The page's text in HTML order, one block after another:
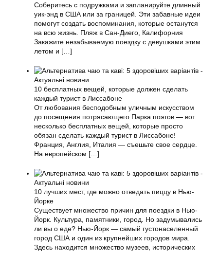
Соберитесь с подружками и запланируйте длинный
уик-энд в США или за границей. Эти забавные идеи
помогут создать воспоминания, которые останутся
на всю жизнь. Пляж в Сан-Диего, Калифорния
Закажите незабываемую поездку с девушками этим
летом и […]
10 бесплатных вещей, которые должен сделать
каждый турист в Лиссабоне
От любования бесподобным уличным искусством
до посещения потрясающего Парка поэтов — вот
несколько бесплатных вещей, которые просто
обязан сделать каждый турист в Лиссабоне!
Франция, Англия, Италия — съешьте свое сердце.
На европейском […]
10 лучших мест, где можно отведать пиццу в Нью-
Йорке
Существует множество причин для поездки в Нью-
Йорк. Культура, памятники, город. Но задумывались
ли вы о еде? Нью-Йорк — самый густонаселенный
город США и один из крупнейших городов мира.
Здесь находится множество музеев, исторических